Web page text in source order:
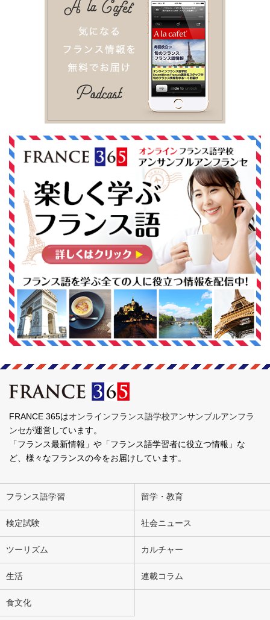
FRANCE 365はオンラインフランス語学校アンサンブルアンフラ
ンセが運営しています。
「フランス最新情報」や「フランス語学習者に役立つ情報」な
ど、様々なフランスの今をお届けしています。
フランス語学習 留学・教育
検定試験 社会ニュース
ツーリズム カルチャー
生活 連載コラム
食文化